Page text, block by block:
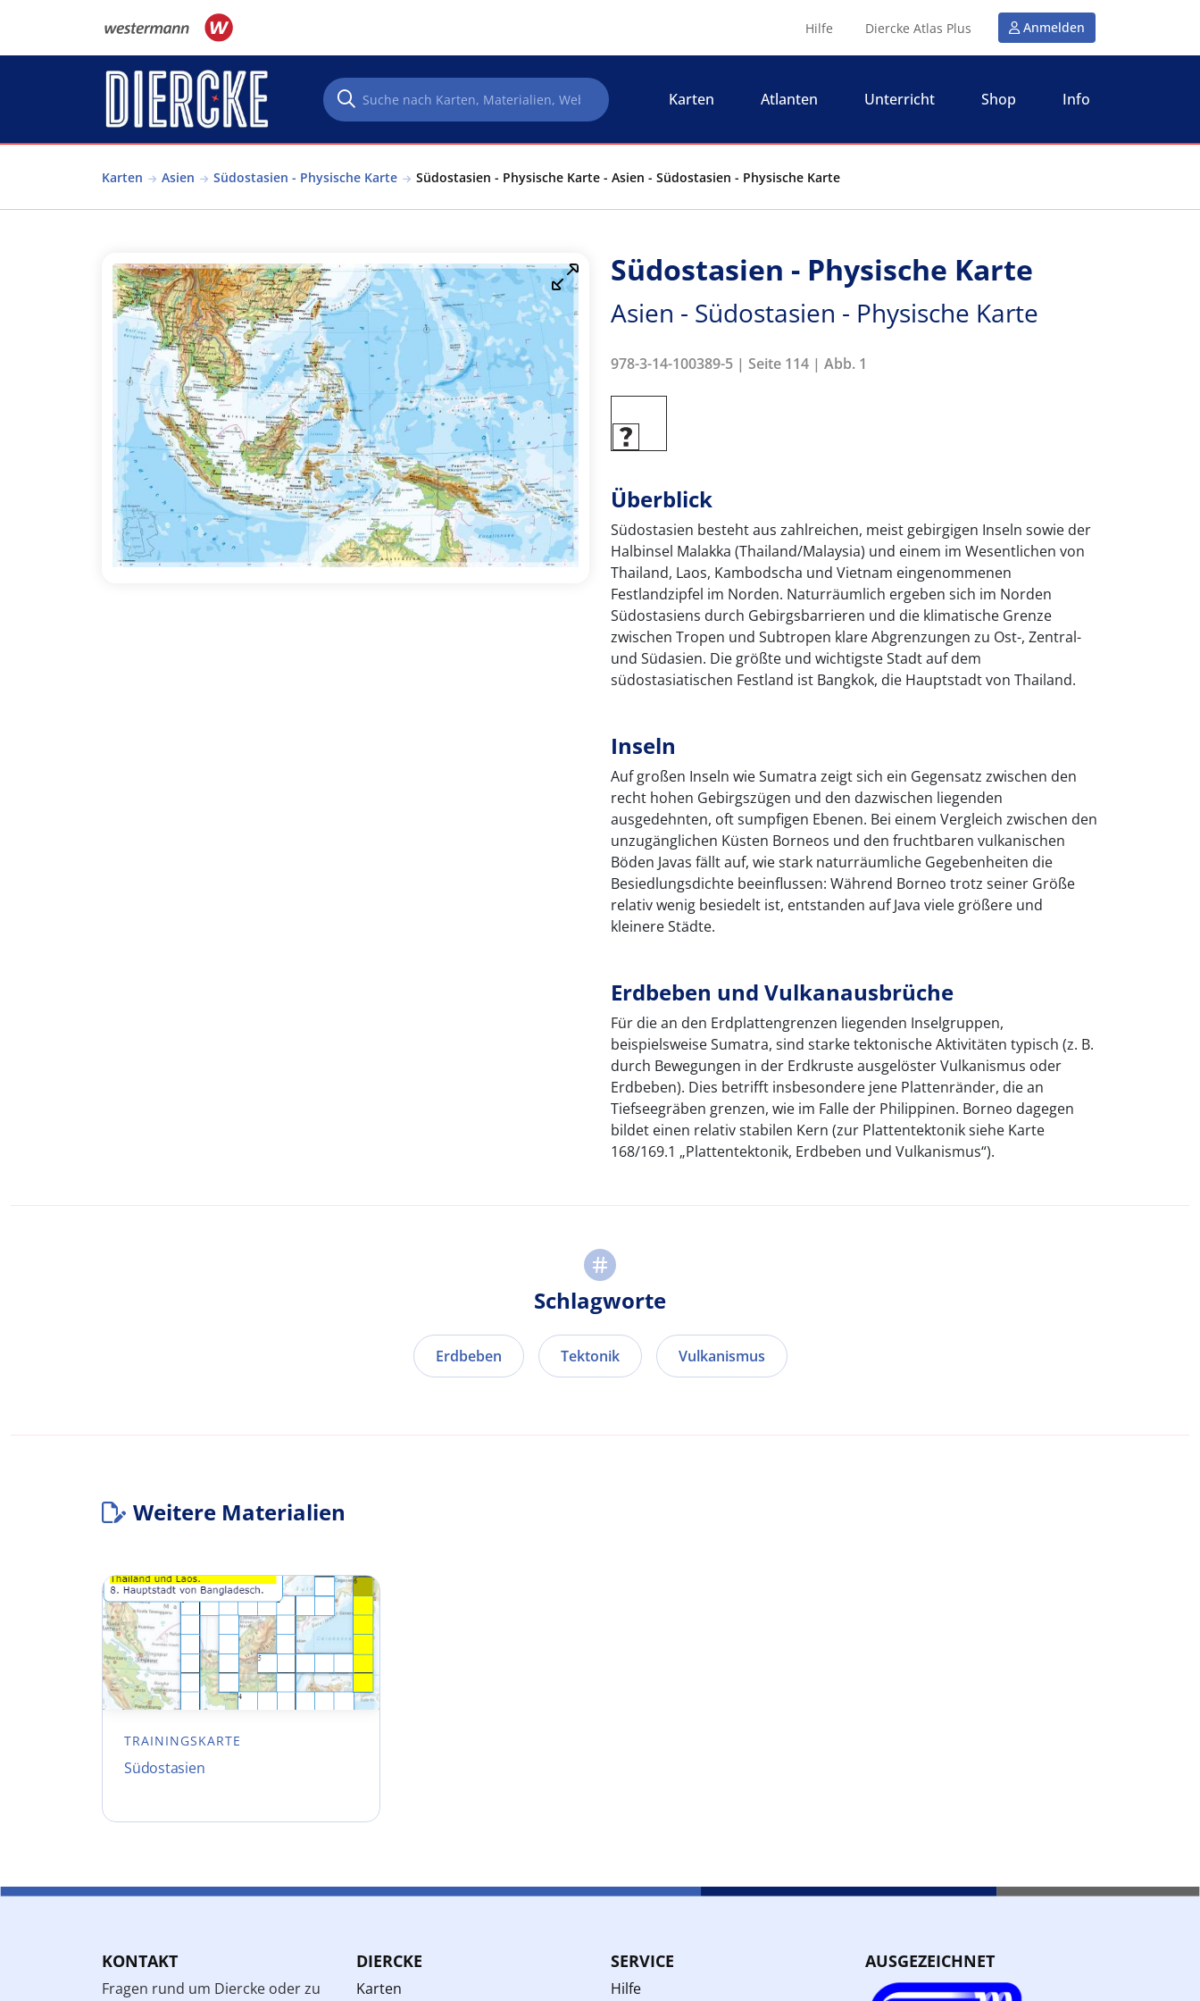
Hilfe Diercke Atlas Plus Anmelden
Karten Atlanten Unterricht Shop Info
Karten Asien Südostasien - Physische Karte Südostasien - Physische Karte - Asien - Südostasien - Physische Karte
Südostasien - Physische Karte
Asien - Südostasien - Physische Karte
978-3-14-100389-5 | Seite 114 | Abb. 1
Überblick
Südostasien besteht aus zahlreichen, meist gebirgigen Inseln sowie der
Halbinsel Malakka (Thailand/Malaysia) und einem im Wesentlichen von
Thailand, Laos, Kambodscha und Vietnam eingenommenen
Festlandzipfel im Norden. Naturräumlich ergeben sich im Norden
Südostasiens durch Gebirgsbarrieren und die klimatische Grenze
zwischen Tropen und Subtropen klare Abgrenzungen zu Ost-, Zentral-
und Südasien. Die größte und wichtigste Stadt auf dem
südostasiatischen Festland ist Bangkok, die Hauptstadt von Thailand.
Inseln
Auf großen Inseln wie Sumatra zeigt sich ein Gegensatz zwischen den
recht hohen Gebirgszügen und den dazwischen liegenden
ausgedehnten, oft sumpfigen Ebenen. Bei einem Vergleich zwischen den
unzugänglichen Küsten Borneos und den fruchtbaren vulkanischen
Böden Javas fällt auf, wie stark naturräumliche Gegebenheiten die
Besiedlungsdichte beeinflussen: Während Borneo trotz seiner Größe
relativ wenig besiedelt ist, entstanden auf Java viele größere und
kleinere Städte.
Erdbeben und Vulkanausbrüche
Für die an den Erdplattengrenzen liegenden Inselgruppen,
beispielsweise Sumatra, sind starke tektonische Aktivitäten typisch (z. B.
durch Bewegungen in der Erdkruste ausgelöster Vulkanismus oder
Erdbeben). Dies betrifft insbesondere jene Plattenränder, die an
Tiefseegräben grenzen, wie im Falle der Philippinen. Borneo dagegen
bildet einen relativ stabilen Kern (zur Plattentektonik siehe Karte
168/169.1 „Plattentektonik, Erdbeben und Vulkanismus“).
Schlagworte
Erdbeben Tektonik Vulkanismus
Weitere Materialien
TRAININGSKARTE
Südostasien
KONTAKT
Fragen rund um Diercke oder zu
DIERCKE
Karten
SERVICE
Hilfe
AUSGEZEICHNET